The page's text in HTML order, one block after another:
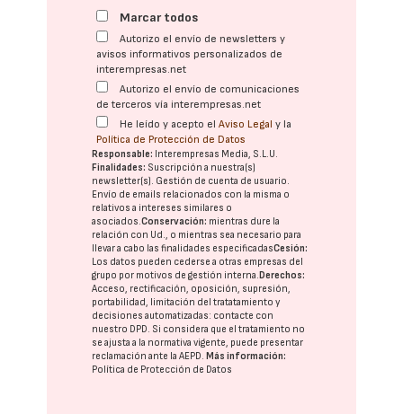
Marcar todos
Autorizo el envío de newsletters y
avisos informativos personalizados de
interempresas.net
Autorizo el envío de comunicaciones
de terceros vía interempresas.net
He leído y acepto elAviso Legal y la
Política de Protección de Datos
Responsable: Interempresas Media, S.L.U.
Finalidades: Suscripción a nuestra(s)
newsletter(s). Gestión de cuenta de usuario.
Envío de emails relacionados con la misma o
relativos a intereses similares o
asociados.Conservación: mientras dure la
relación con Ud., o mientras sea necesario para
llevar a cabo las finalidades especificadasCesión:
Los datos pueden cederse a otras empresas del
grupo por motivos de gestión interna.Derechos:
Acceso, rectificación, oposición, supresión,
portabilidad, limitación del tratatamiento y
decisiones automatizadas: contacte con
nuestro DPD . Si considera que el tratamiento no
se ajusta a la normativa vigente, puede presentar
reclamación ante laAEPD .Más información:
Política de Protección de Datos